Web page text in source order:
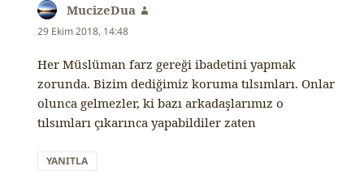
MucizeDua
29 Ekim 2018, 14:48
Her Müslüman farz gereği ibadetini yapmak
zorunda. Bizim dediğimiz koruma tılsımları. Onlar
olunca gelmezler, ki bazı arkadaşlarımız o
tılsımları çıkarınca yapabildiler zaten
YANITLA